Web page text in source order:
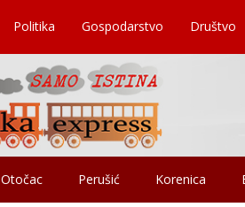
Politika Gospodarstvo Društvo
Otočac Perušić Korenica